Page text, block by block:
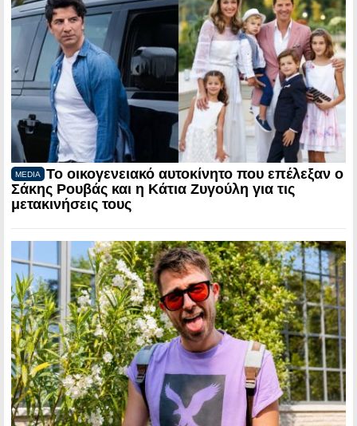
MEDIA
Το οικογενειακό αυτοκίνητο που επέλεξαν ο
Σάκης Ρουβάς και η Κάτια Ζυγούλη για τις
μετακινήσεις τους